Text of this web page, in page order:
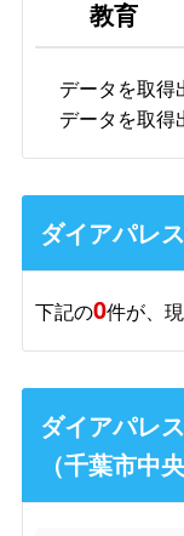
教育
データを取得
データを取得
ダイアパレ
下記の0件が、
ダイアパレ
（千葉市中